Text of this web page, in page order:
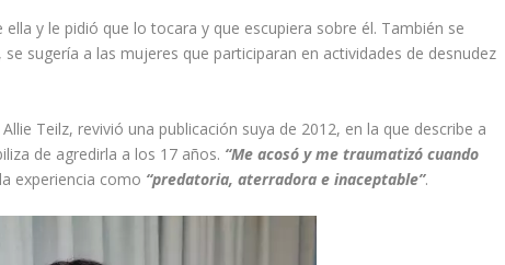
y le pidió que lo tocara y que escupiera sobre él. También se
sugería a las mujeres que participaran en actividades de desnudez
Teilz, revivió una publicación suya de 2012, en la que describe a
de agredirla a los 17 años. “Me acosó y me traumatizó cuando
experiencia como “predatoria, aterradora e inaceptable”.